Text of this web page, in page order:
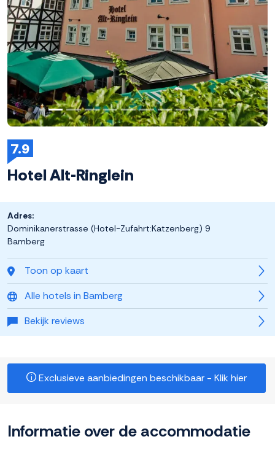
7.9
Hotel Alt-Ringlein
Toon op kaart
Alle hotels in Bamberg
Bekijk reviews
Adres:
Dominikanerstrasse (Hotel-Zufahrt:Katzenberg) 9
Bamberg
Exclusieve aanbiedingen beschikbaar - Klik hier
Informatie over de accommodatie